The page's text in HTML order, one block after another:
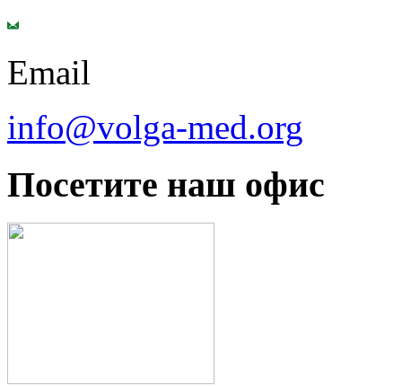
Email
info@volga-med.org
Посетите наш офис